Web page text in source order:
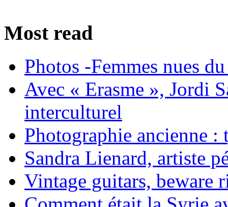
Most read
Photos -Femmes nues
Avec « Erasme », Jordi
interculturel
Photographie ancienne :
Sandra Lienard, artiste
Vintage guitars, beware